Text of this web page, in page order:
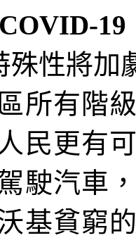
COVID-19
殊性將加
所有階
民更有
駛汽車
基貧窮